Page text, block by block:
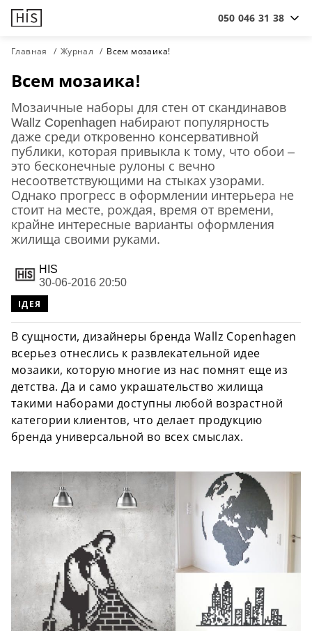
050 046 31 38
Главная Журнал Всем мозаика!
Всем мозаика!
Мозаичные наборы для стен от скандинавов
Wallz Copenhagen набирают популярность
даже среди откровенно консервативной
публики, которая привыкла к тому, что обои –
это бесконечные рулоны с вечно
несоответствующими на стыках узорами.
Однако прогресс в оформлении интерьера не
стоит на месте, рождая, время от времени,
крайне интересные варианты оформления
жилища своими руками.
HIS
30-06-2016 20:50
ІДЕЯ
В сущности, дизайнеры бренда Wallz Copenhagen
всерьез отнеслись к развлекательной идее
мозаики, которую многие из нас помнят еще из
детства. Да и само украшательство жилища
такими наборами доступны любой возрастной
категории клиентов, что делает продукцию
бренда универсальной во всех смыслах.